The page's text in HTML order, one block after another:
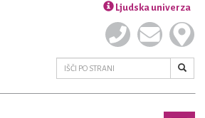
Ljudska univerza